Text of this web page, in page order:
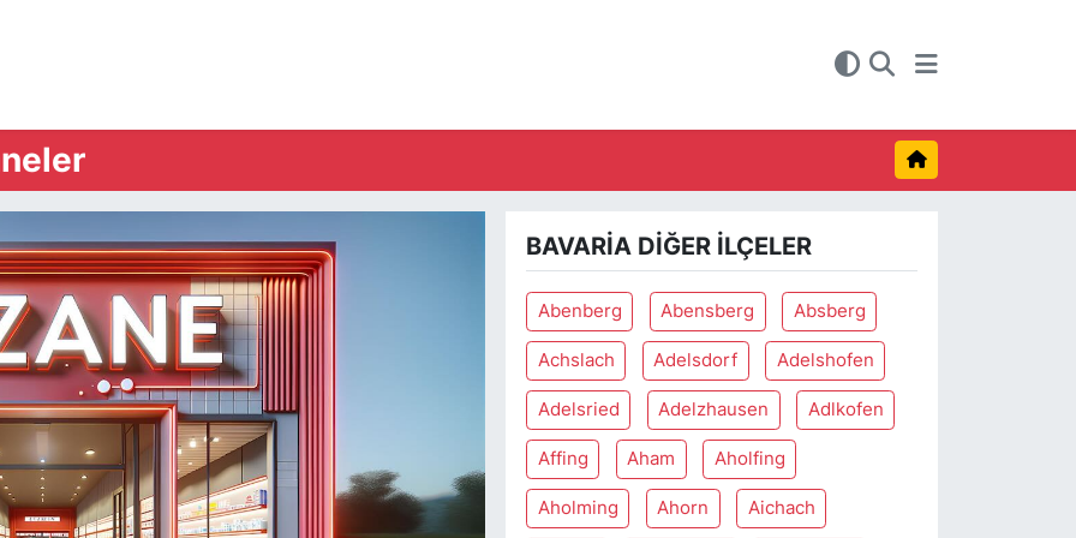
BAVARIA DIĞER İLÇELER
Abenberg Abensberg Absberg
Achslach Adelsdorf Adelshofen
Adelsried Adelzhausen Adlkofen
Affing Aham Aholfing
Aholming Ahorn Aichach